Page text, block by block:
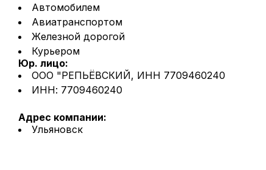
Автомобилем
Авиатранспортом
Железной дорогой
Курьером
Юр. лицо:
ООО "РЕПЬЁВСКИЙ, ИНН 7709460240
ИНН: 7709460240
Адрес компании:
Ульяновск